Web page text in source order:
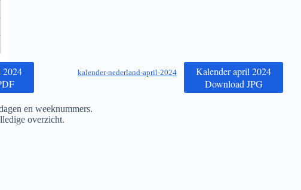
2024
kalender-nederland-april-2024
Kalender april 2024
Download JPG
en weeknummers.
overzicht.